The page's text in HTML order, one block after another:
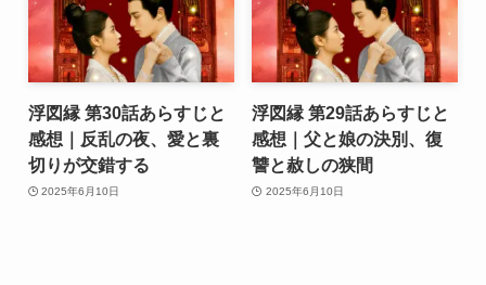
浮図縁 第30話あらすじと
感想｜反乱の夜、愛と裏
切りが交錯する
2025年6月10日
浮図縁 第29話あらすじと
感想｜父と娘の決別、復
讐と赦しの狭間
2025年6月10日